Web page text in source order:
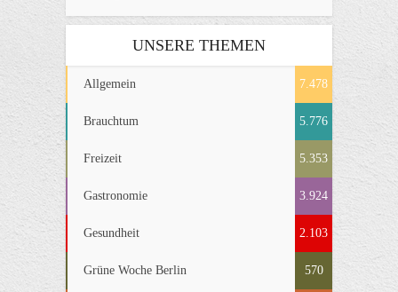
UNSERE THEMEN
Allgemein 7.478
Brauchtum 5.776
Freizeit 5.353
Gastronomie 3.924
Gesundheit 2.103
Grüne Woche Berlin 570